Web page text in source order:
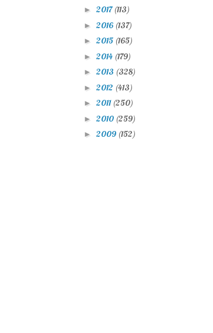
► 2017(113)
► 2016 (137)
► 2015 (165)
► 2014 (179)
► 2013 (328)
► 2012 (413)
► 2011 (250)
► 2010 (259)
► 2009 (152)